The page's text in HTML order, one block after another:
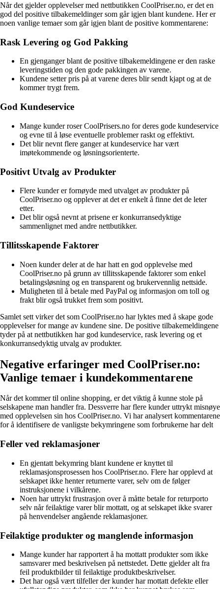
Når det gjelder opplevelser med nettbutikken CoolPriser.no, er det en
god del positive tilbakemeldinger som går igjen blant kundene. Her er
noen vanlige temaer som går igjen blant de positive kommentarene:
Rask Levering og God Pakking
En gjenganger blant de positive tilbakemeldingene er den raske
leveringstiden og den gode pakkingen av varene.
Kundene setter pris på at varene deres blir sendt kjapt og at de
kommer trygt frem.
God Kundeservice
Mange kunder roser CoolPrisers.no for deres gode kundeservice
og evne til å løse eventuelle problemer raskt og effektivt.
Det blir nevnt flere ganger at kundeservice har vært
imøtekommende og løsningsorienterte.
Positivt Utvalg av Produkter
Flere kunder er fornøyde med utvalget av produkter på
CoolPriser.no og opplever at det er enkelt å finne det de leter
etter.
Det blir også nevnt at prisene er konkurransedyktige
sammenlignet med andre nettbutikker.
Tillitsskapende Faktorer
Noen kunder deler at de har hatt en god opplevelse med
CoolPriser.no på grunn av tillitsskapende faktorer som enkel
betalingsløsning og en transparent og brukervennlig nettside.
Muligheten til å betale med PayPal og informasjon om toll og
frakt blir også trukket frem som positivt.
Samlet sett virker det som CoolPriser.no har lyktes med å skape gode
opplevelser for mange av kundene sine. De positive tilbakemeldingene
tyder på at nettbutikken har god kundeservice, rask levering og et
konkurransedyktig utvalg av produkter.
Negative erfaringer med CoolPriser.no:
Vanlige temaer i kundekommentarene
Når det kommer til online shopping, er det viktig å kunne stole på
selskapene man handler fra. Dessverre har flere kunder uttrykt misnøye
med opplevelsen sin hos CoolPriser.no. Vi har analysert kommentarene
for å identifisere de vanligste bekymringene som forbrukerne har delt
Feller ved reklamasjoner
En gjentatt bekymring blant kundene er knyttet til
reklamasjonsprosessen hos CoolPriser.no. Flere har opplevd at
selskapet ikke henter returnerte varer, selv om de følger
instruksjonene i vilkårene.
Noen har uttrykt frustrasjon over å måtte betale for returporto
selv når feilaktige varer blir mottatt, og at selskapet ikke svarer
på henvendelser angående reklamasjoner.
Feilaktige produkter og manglende informasjon
Mange kunder har rapportert å ha mottatt produkter som ikke
samsvarer med beskrivelsen på nettstedet. Dette gjelder alt fra
feil produktbilder til feilaktige produktbeskrivelser.
Det har også vært tilfeller der kunder har mottatt defekte eller